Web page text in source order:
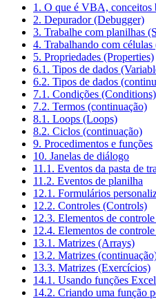
1. O que é VBA, conceitos
2. Depurador (Debugger)
3. Trabalhe com planilhas
4. Trabalhando com células
5. Propriedades (Properties)
6.1. Tipos de dados
6.2. Tipos de dados
7.1. Condições (Conditions)
7.2. Termos (continuação)
8.1. Loops (Loops)
8.2. Ciclos (continuação)
9. Procedimentos e funções
10. Janelas de diálogo
11.1. Eventos da pasta de
11.2. Eventos de planilha
12.1. Formulários
12.2. Controles (Controls)
12.3. Elementos de
12.4. Elementos de
13.1. Matrizes (Arrays)
13.2. Matrizes
13.3. Matrizes (Exercícios)
14.1. Usando funções Excel
14.2. Criando uma função